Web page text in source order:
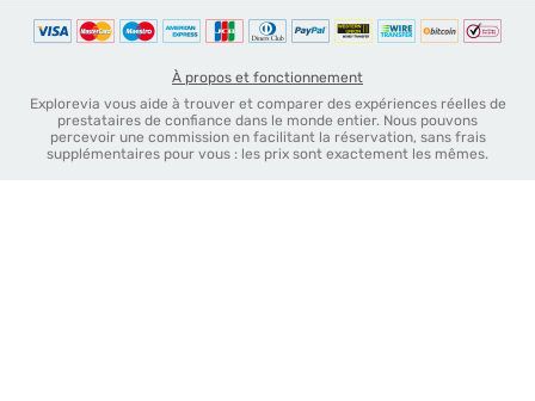
À propos et fonctionnement
Explorevia vous aide à trouver et comparer des expériences réelles de
prestataires de confiance dans le monde entier. Nous pouvons
percevoir une commission en facilitant la réservation, sans frais
supplémentaires pour vous : les prix sont exactement les mêmes.